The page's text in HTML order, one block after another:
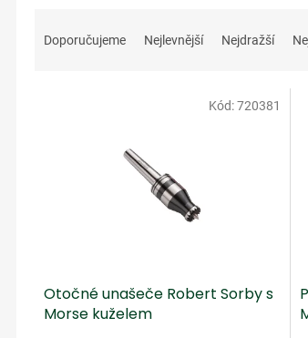
aDoporučujeme Nejlevnější Nejdražší
Otočné unašeče Robert Sorby s
Morse kuželem
Kód:720381